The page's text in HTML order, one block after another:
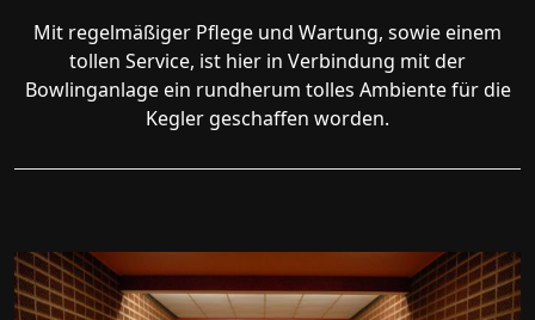
Mit regelmäßiger Pflege und Wartung, sowie einem
tollen Service, ist hier in Verbindung mit der
Bowlinganlage ein rundherum tolles Ambiente für die
Kegler geschaffen worden.